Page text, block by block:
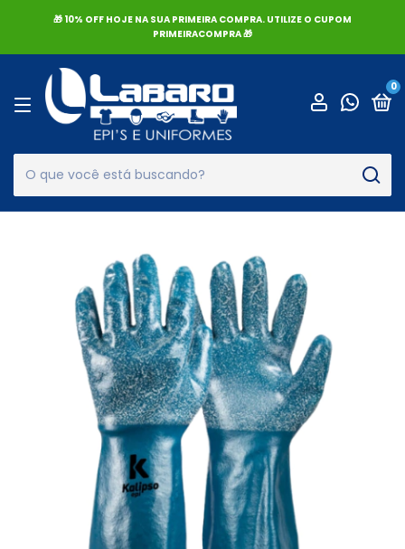
🎁 10% OFF HOJE NA SUA PRIMEIRA COMPRA. UTILIZE O CUPOM
PRIMEIRACOMPRA 🎁
0